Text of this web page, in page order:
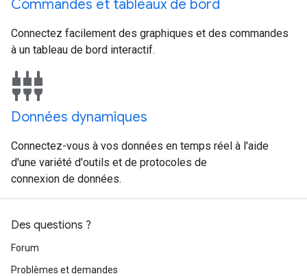
Commandes et tableaux de bord
Connectez facilement des graphiques et des commandes
à un tableau de bord interactif.
settings_input_component
Données dynamiques
Connectez-vous à vos données en temps réel à l'aide
d'une variété d'outils et de protocoles de
connexion de données.
Des questions ?
Forum
Problèmes et demandes